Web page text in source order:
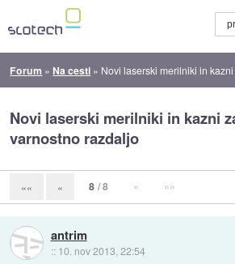
Forum » Na cesti » Novi laserski merilniki in kazni
Novi laserski merilniki in kazni
varnostno razdaljo
«« « 8 / 8 » »»
antrim
:: 10. nov 2013, 22:54